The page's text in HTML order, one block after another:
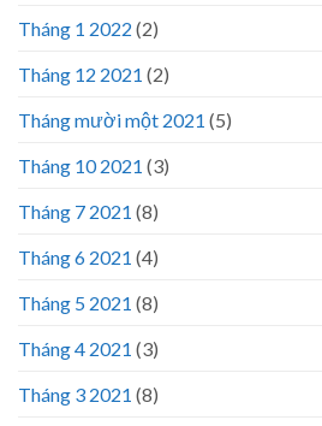
Tháng 1 2022 (2)
Tháng 12 2021 (2)
Tháng mười một 2021 (5)
Tháng 10 2021 (3)
Tháng 7 2021 (8)
Tháng 6 2021 (4)
Tháng 5 2021 (8)
Tháng 4 2021 (3)
Tháng 3 2021 (8)